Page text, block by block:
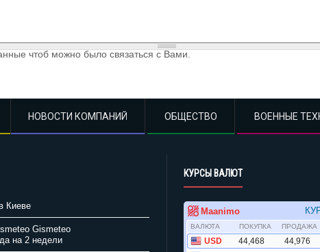
чтоб можно было связаться с Вами.
НОВОСТИ КОМПАНИЙ ОБЩЕСТВО ВОЕННЫЕ
Киеве
Gismeteo
на 2 недели
КУРСЫ ВАЛЮТ